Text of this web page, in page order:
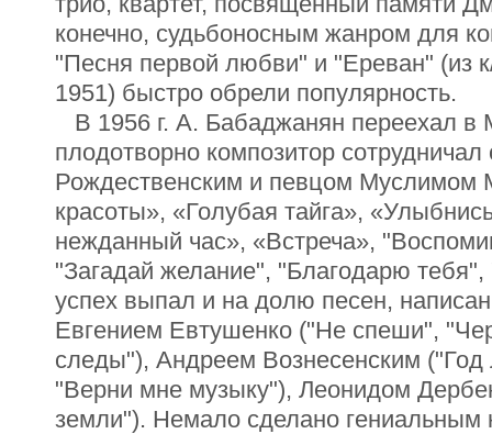
конечно, судьбоносным жанром для
"Песня первой любви" и "Ереван" (из
1951) быстро обрели популярность.
В 1956 г. А. Бабаджанян переехал в
плодотворно композитор
Рождественским и певцом Муслимом
красоты», «Голубая тайга»,
нежданный час», «Встреча»,
"Загадай желание", "Благодарю
успех выпал и на долю песен,
Евгением Евтушенко ("Не спеши",
следы"), Андреем Вознесенским
"Верни мне музыку"), Леонидом
земли"). Немало сделано гениальным